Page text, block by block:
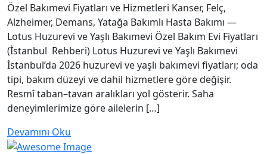
Özel Bakımevi Fiyatları ve Hizmetleri Kanser, Felç,
Alzheimer, Demans, Yatağa Bakımlı Hasta Bakımı —
Lotus Huzurevi ve Yaşlı Bakımevi Özel Bakım Evi Fiyatları
(İstanbul Rehberi) Lotus Huzurevi ve Yaşlı Bakımevi
İstanbul’da 2026 huzurevi ve yaşlı bakımevi fiyatları; oda
tipi, bakım düzeyi ve dahil hizmetlere göre değişir.
Resmî taban–tavan aralıkları yol gösterir. Saha
deneyimlerimize göre ailelerin […]
Devamını Oku